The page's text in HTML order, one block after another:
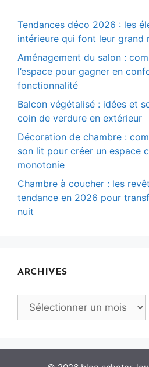
Tendances déco 2026 : les
intérieure qui font leur grand
Aménagement du salon :
l’espace pour gagner en
fonctionnalité
Balcon végétalisé : idées et
coin de verdure en extérieur
Décoration de chambre :
son lit pour créer un espace
monotonie
Chambre à coucher : les
tendance en 2026 pour
nuit
ARCHIVES
Archives